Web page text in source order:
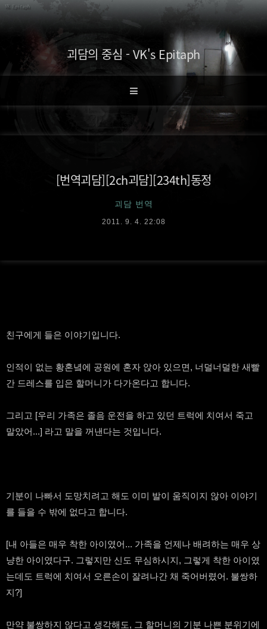
괴담의 중심 - VK's Epitaph
[번역괴담][2ch괴담][234th]동정
괴담 번역
2011. 9. 4. 22:08
친구에게 들은 이야기입니다.
인적이 없는 황혼녘에 공원에 혼자 앉아 있으면, 너덜너덜한 새빨
간 드레스를 입은 할머니가 다가온다고 합니다.
그리고 [우리 가족은 졸음 운전을 하고 있던 트럭에 치여서 죽고
말았어...] 라고 말을 꺼낸다는 것입니다.
기분이 나빠서 도망치려고 해도 이미 발이 움직이지 않아 이야기
를 들을 수 밖에 없다고 합니다.
[내 아들은 매우 착한 아이였어... 가족을 언제나 배려하는 매우 상
냥한 아이였다구. 그렇지만 신도 무심하시지, 그렇게 착한 아이였
는데도 트럭에 치여서 오른손이 잘려나간 채 죽어버렸어. 불쌍하
지?]
만약 불쌍하지 않다고 생각해도, 그 할머니의 기분 나쁜 분위기에